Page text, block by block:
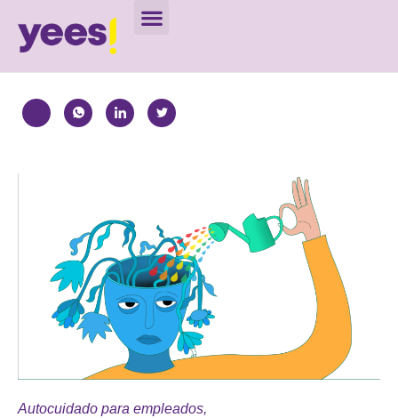
Autocuidado para empleados,